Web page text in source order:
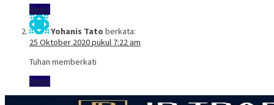
Reply
Yohanis Tato berkata:
25 Oktober 2020 pukul 7:22 am
Tuhan memberkati
Reply